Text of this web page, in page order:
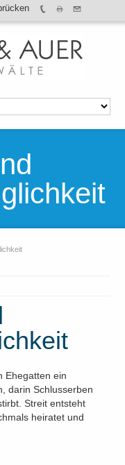
Ehegatten ein
darin Schlusserben
Streit entsteht
heiratet und